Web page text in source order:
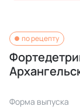
по рецепту
Форма выпуска